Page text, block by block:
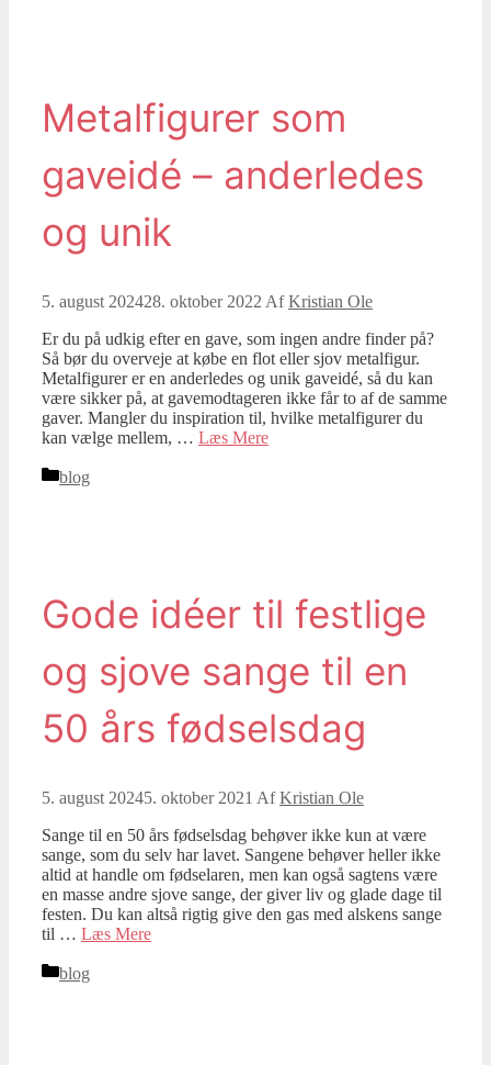
Metalfigurer som
gaveidé – anderledes
og unik
5. august 202428. oktober 2022 AfKristian Ole
Er du på udkig efter en gave, som ingen andre finder på?
Så bør du overveje at købe en flot eller sjov metalfigur.
Metalfigurer er en anderledes og unik gaveidé, så du kan
være sikker på, at gavemodtageren ikke får to af de samme
gaver. Mangler du inspiration til, hvilke metalfigurer du
kan vælge mellem, … Læs Mere
Kategorier
blog
Gode idéer til festlige
og sjove sange til en
50 års fødselsdag
5. august 20245. oktober 2021 AfKristian Ole
Sange til en 50 års fødselsdag behøver ikke kun at være
sange, som du selv har lavet. Sangene behøver heller ikke
altid at handle om fødselaren, men kan også sagtens være
en masse andre sjove sange, der giver liv og glade dage til
festen. Du kan altså rigtig give den gas med alskens sange
til … Læs Mere
Kategorier
blog